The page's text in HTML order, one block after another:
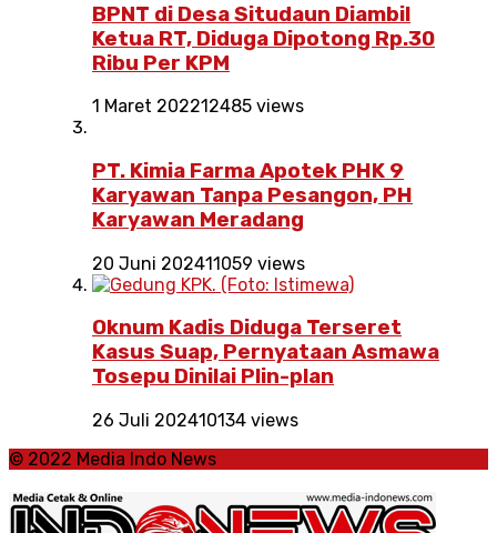
BPNT di Desa Situdaun Diambil
Ketua RT, Diduga Dipotong Rp.30
Ribu Per KPM
1 Maret 202212485 views
PT. Kimia Farma Apotek PHK 9
Karyawan Tanpa Pesangon, PH
Karyawan Meradang
20 Juni 202411059 views
Oknum Kadis Diduga Terseret
Kasus Suap, Pernyataan Asmawa
Tosepu Dinilai Plin-plan
26 Juli 202410134 views
© 2022 Media Indo News